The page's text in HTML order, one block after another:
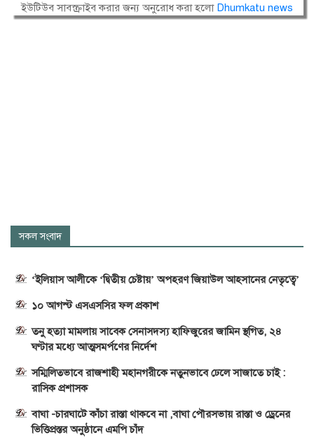
ইউটিউব সাবস্ক্রাইব করার জন্য অনুরোধ করা হলো Dhumkatu news
সকল সংবাদ
‘ইলিয়াস আলীকে ‘দ্বিতীয় চেষ্টায়’ অপহরণ জিয়াউল আহসানের নেতৃত্বে’
১০ আগস্ট এসএসসির ফল প্রকাশ
তনু হত্যা মামলায় সাবেক সেনাসদস্য হাফিজুরের জামিন স্থগিত, ২৪
ঘণ্টার মধ্যে আত্মসমর্পণের নির্দেশ
সম্মিলিতভাবে রাজশাহী মহানগরীকে নতুনভাবে ঢেলে সাজাতে চাই :
রাসিক প্রশাসক
বাঘা -চারঘাটে কাঁচা রাস্তা থাকবে না ,বাঘা পৌরসভায় রাস্তা ও ড্রেনের
ভিত্তিপ্রস্তর অনুষ্ঠানে এমপি চাঁদ